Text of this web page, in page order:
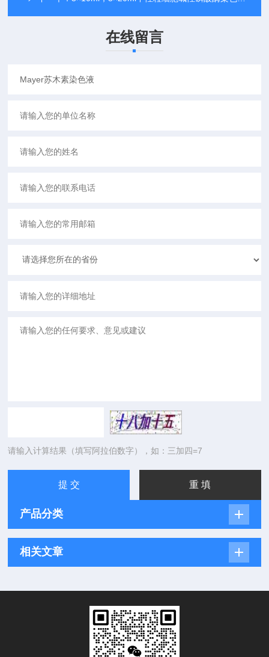
在线留言
请输入计算结果（填写阿拉伯数字），如：三加四=7
产品分类
相关文章